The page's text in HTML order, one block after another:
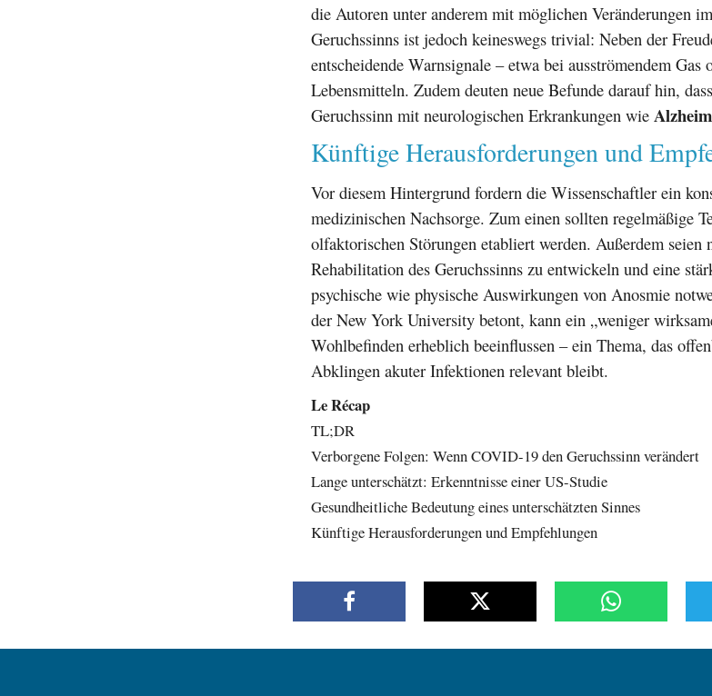
die Autoren unter anderem mit möglichen Veränderungen
Geruchssinns ist jedoch keineswegs trivial: Neben der
entscheidende Warnsignale – etwa bei ausströmendem Gas
Lebensmitteln. Zudem deuten neue Befunde darauf hin,
Geruchssinn mit neurologischen Erkrankungen wie
Künftige Herausforderungen und
Vor diesem Hintergrund fordern die Wissenschaftler ein
medizinischen Nachsorge. Zum einen sollten regelmäßige
olfaktorischen Störungen etabliert werden. Außerdem seien
Rehabilitation des Geruchssinns zu entwickeln und eine
psychische wie physische Auswirkungen von Anosmie
der New York University betont, kann ein „weniger
Wohlbefinden erheblich beeinflussen – ein Thema, das
Abklingen akuter Infektionen relevant bleibt.
Le Récap
TL;DR
Verborgene Folgen: Wenn COVID-19 den Geruchssinn verändert
Lange unterschätzt: Erkenntnisse einer US-Studie
Gesundheitliche Bedeutung eines unterschätzten Sinnes
Künftige Herausforderungen und Empfehlungen